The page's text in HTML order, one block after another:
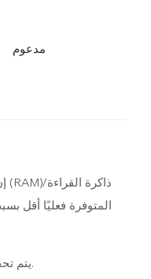
مدعوم
2. يتم تحقيق رام ممتدة عن طريق البرنامج.